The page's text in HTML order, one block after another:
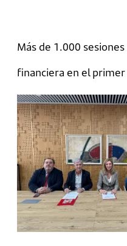
Más de 1.000
financiera en el